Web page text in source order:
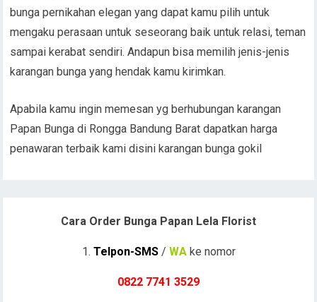
bunga pernikahan elegan yang dapat kamu pilih untuk
mengaku perasaan untuk seseorang baik untuk relasi, teman
sampai kerabat sendiri. Andapun bisa memilih jenis-jenis
karangan bunga yang hendak kamu kirimkan.
Apabila kamu ingin memesan yg berhubungan karangan
Papan Bunga di Rongga Bandung Barat dapatkan harga
penawaran terbaik kami disini karangan bunga gokil
Cara Order Bunga Papan Lela Florist
1. Telpon-SMS/ WAke nomor
0822 7741 3529